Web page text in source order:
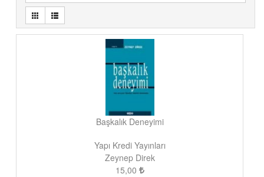
Başkalık Deneyimi
Yapı Kredi Yayınları
Zeynep Direk
15,00